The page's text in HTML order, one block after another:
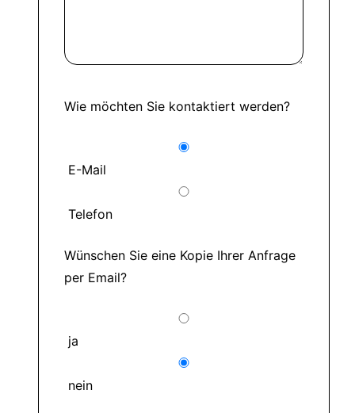
Wie möchten Sie kontaktiert werden?
E-Mail
Telefon
Wünschen Sie eine Kopie Ihrer Anfrage
per Email?
ja
nein